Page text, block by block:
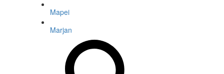
Mapei
Marjan